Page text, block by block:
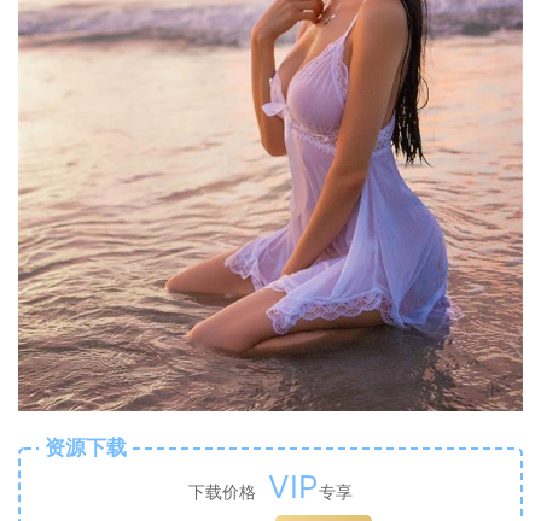
资源下载
下载价格 VIP专享